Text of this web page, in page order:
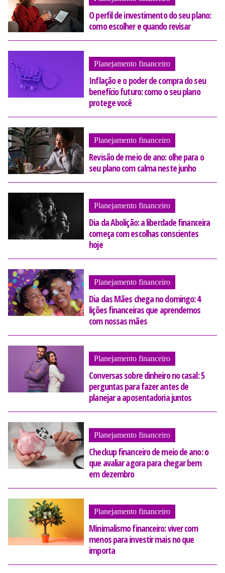
O perfil de investimento do seu plano:
como escolher e quando revisar
Planejamento financeiro
Inflação e o poder de compra do seu
benefício futuro: como o seu plano
protege você
Planejamento financeiro
Revisão de meio de ano: olhe para o
seu plano com calma neste junho
Planejamento financeiro
Dia da Abolição: a liberdade financeira
começa com escolhas conscientes
hoje
Planejamento financeiro
Dia das Mães chega no domingo: 4
lições financeiras que aprendemos
com nossas mães
Planejamento financeiro
Conversas sobre dinheiro no casal: 5
perguntas para fazer antes de
planejar a aposentadoria juntos
Planejamento financeiro
Checkup financeiro de meio de ano: o
que avaliar agora para chegar bem
em dezembro
Planejamento financeiro
Minimalismo financeiro: viver com
menos para investir mais no que
importa